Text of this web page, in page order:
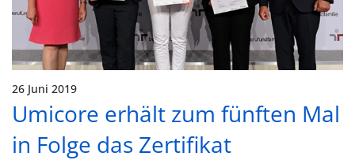
26 Juni 2019
Umicore erhält zum fünften Mal
in Folge das Zertifikat